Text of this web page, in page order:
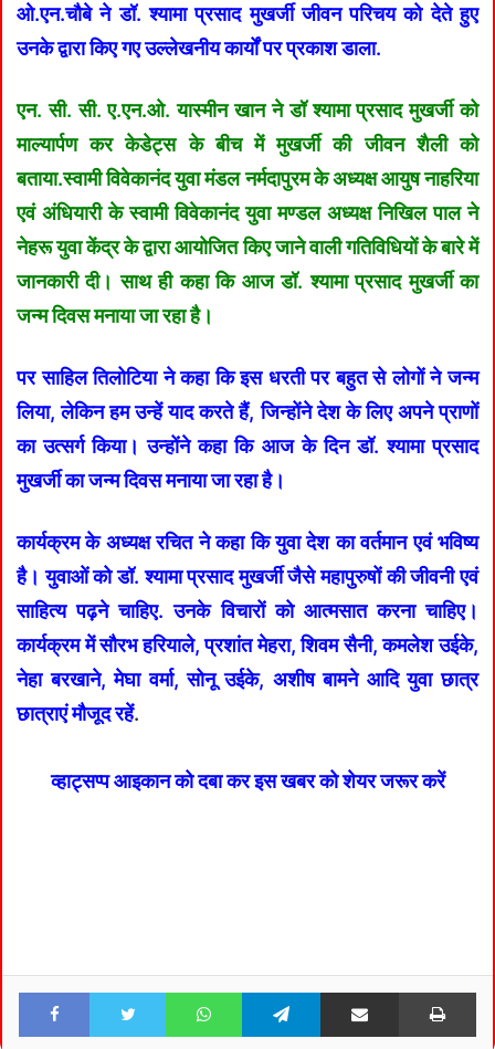
ओ.एन.चौबे ने डॉ. श्यामा प्रसाद मुखर्जी जीवन परिचय को देते हुए
उनके द्वारा किए गए उल्लेखनीय कार्यों पर प्रकाश डाला.
एन. सी. सी. ए.एन.ओ. यास्मीन खान ने डॉ श्यामा प्रसाद मुखर्जी को
माल्यार्पण कर केडेट्स के बीच में मुखर्जी की जीवन शैली को
बताया.स्वामी विवेकानंद युवा मंडल नर्मदापुरम के अध्यक्ष आयुष नाहरिया
एवं अंधियारी के स्वामी विवेकानंद युवा मण्डल अध्यक्ष निखिल पाल ने
नेहरू युवा केंद्र के द्वारा आयोजित किए जाने वाली गतिविधियों के बारे में
जानकारी दी। साथ ही कहा कि आज डॉ. श्यामा प्रसाद मुखर्जी का
जन्म दिवस मनाया जा रहा है।
पर साहिल तिलोटिया ने कहा कि इस धरती पर बहुत से लोगों ने जन्म
लिया, लेकिन हम उन्हें याद करते हैं, जिन्होंने देश के लिए अपने प्राणों
का उत्सर्ग किया। उन्होंने कहा कि आज के दिन डॉ. श्यामा प्रसाद
मुखर्जी का जन्म दिवस मनाया जा रहा है।
कार्यक्रम के अध्यक्ष रचित ने कहा कि युवा देश का वर्तमान एवं भविष्य
है। युवाओं को डॉ. श्यामा प्रसाद मुखर्जी जैसे महापुरुषों की जीवनी एवं
साहित्य पढ़ने चाहिए. उनके विचारों को आत्मसात करना चाहिए।
कार्यक्रम में सौरभ हरियाले, प्रशांत मेहरा, शिवम सैनी, कमलेश उईके,
नेहा बरखाने, मेघा वर्मा, सोनू उईके, अशीष बामने आदि युवा छात्र
छात्राएं मौजूद रहें.
व्हाट्सप्प आइकान को दबा कर इस खबर को शेयर जरूर करें
Facebook Twitter WhatsApp Telegram Share via Email